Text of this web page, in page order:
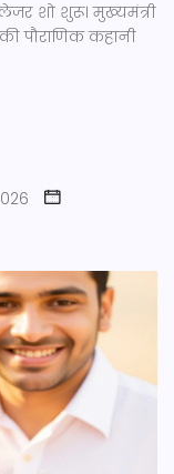
शो शुरू। मुख्यमंत्री
पौराणिक कहानी